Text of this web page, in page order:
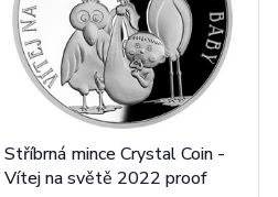
Stříbrná mince Crystal Coin -
Vítej na světě 2022 proof